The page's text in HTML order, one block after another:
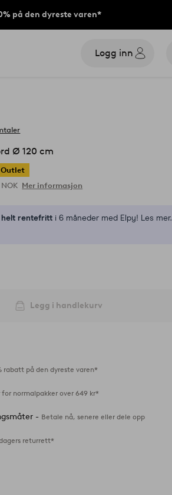
på den dyreste varen*
Logg inn
Ø 120 cm
Outlet
NOK Mer informasjon
helt rentefritt i 6 måneder med Elpy! Les mer.
Legg i handlekurv
rabatt på den dyreste varen*
for normalpakker over 649 kr*
- Betale nå, senere eller dele opp
returrett*